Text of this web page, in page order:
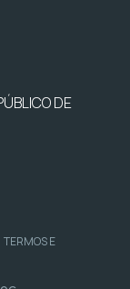
DE
TERMOS E